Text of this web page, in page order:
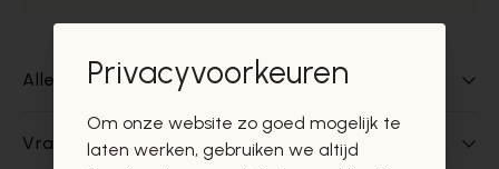
Alles over dit product
Vragen over dit product?
Privacyvoorkeuren
Om onze website zo goed mogelijk te
laten werken, gebruiken we altijd